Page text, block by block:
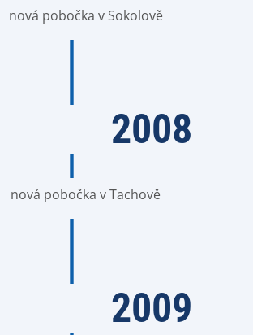
nová pobočka v Sokolově
2008
nová pobočka v Tachově
2009